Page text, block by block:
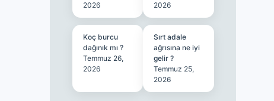
2026
2026
Koç burcu
dağınık mı ?
Temmuz 26,
2026
Sırt adale
ağrısına ne iyi
gelir ?
Temmuz 25,
2026